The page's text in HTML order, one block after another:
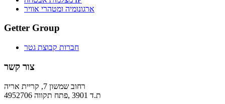
ארגונומיה ומטהרי אוויר
Getter Group
חברות קבוצת גטר
צור קשר
רחוב שמשון 7, קריית אריה
ת.ד 3901 ,פתח תקווה 4952706